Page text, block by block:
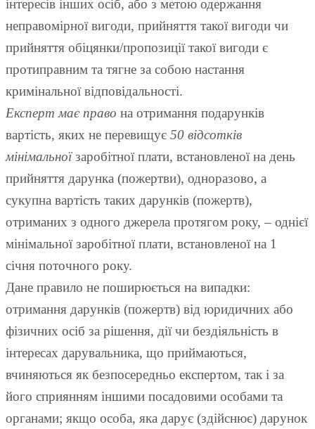
інтересів інших осіб, або з метою одержання
неправомірної вигоди, прийняття такої вигоди чи
прийняття обіцянки/пропозиції такої вигоди є
протиправним та тягне за собою настання
кримінальної відповідальності.
Експерт має право на отримання подарунків
вартість, яких не перевищує 50 відсотків
мінімальноїзаробітної плати, встановленої на день
прийняття дарунка (пожертви), одноразово, а
сукупна вартість таких дарунків (пожертв),
отриманих з одного джерела протягом року, – однієї
мінімальної заробітної плати, встановленої на 1
січня поточного року.
Дане правило не поширюється на випадки:
отримання дарунків (пожертв) від юридичних або
фізичних осіб за рішення, дії чи бездіяльність в
інтересах дарувальника, що приймаються,
вчиняються як безпосередньо експертом, так і за
його сприянням іншими посадовими особами та
органами; якщо особа, яка дарує (здійснює) дарунок